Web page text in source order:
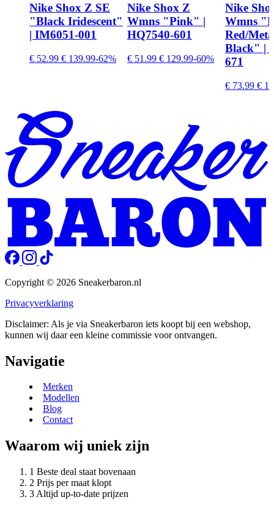
Nike Shox Z SE
"Black Iridescent"
| IM6051-001
€ 52.99 € 139.99-62%
Nike Shox Z
Wmns "Pink" |
HQ7540-601
€ 51.99 € 129.99-60%
Nike
Wmns
Red/
Black" |
671
€ 73.99 €
Copyright © 2026 Sneakerbaron.nl
Privacyverklaring
Disclaimer: Als je via Sneakerbaron iets koopt bij een webshop,
kunnen wij daar een kleine commissie voor ontvangen.
Navigatie
Merken
Modellen
Blog
Contact
Waarom wij uniek zijn
Beste deal staat bovenaan
Prijs per maat klopt
Altijd up-to-date prijzen